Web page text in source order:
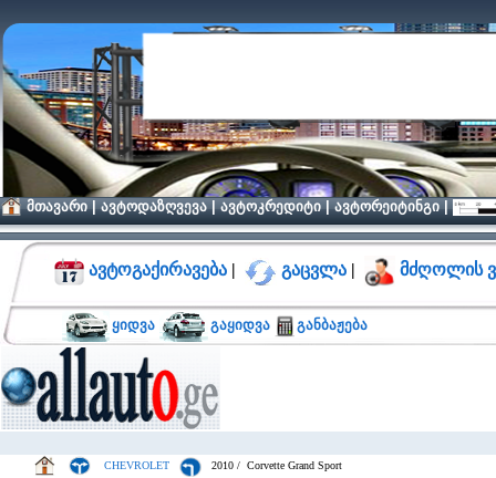
მთავარი|ავტოდაზღვევა|ავტოკრედიტი|ავტორეიტინგი|
ავტოგაქირავება | გაცვლა | მძღოლის
ყიდვა გაყიდვა განბაჟება
CHEVROLET 2010 / Corvette Grand Sport